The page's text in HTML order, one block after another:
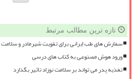
تازه ترین مطالب مرتبط
سفارش های طب ایرانی برای تقویت شیرمادر و سلامت
ورود هوش مصنوعی به کتاب های درسی
تغذیه پدر می تواند بر سلامت نوزاد تاثیر بگذارد